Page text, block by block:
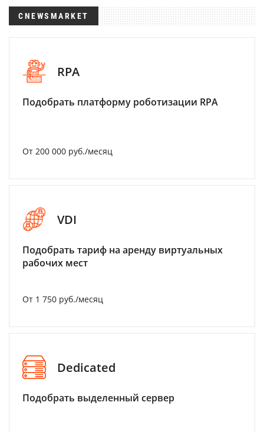
CNEWSMARKET
RPA
Подобрать платформу роботизации RPA
От 200 000 руб./месяц
VDI
Подобрать тариф на аренду виртуальных
рабочих мест
От 1 750 руб./месяц
Dedicated
Подобрать выделенный сервер